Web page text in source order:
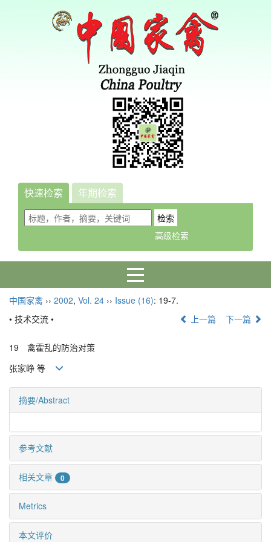
快速检索 年期检索
中国家禽 ›› 2002, Vol. 24 ›› Issue (16): 19-7.
• 技术交流 •
上一篇 下一篇
19 禽霍乱的防治对策
张家峥 等
摘要/Abstract
参考文献
相关文章 0
Metrics
本文评价